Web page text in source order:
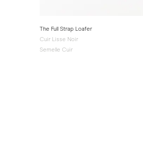
The Full Strap Loafer
Cuir Lisse Noir
Semelle Cuir